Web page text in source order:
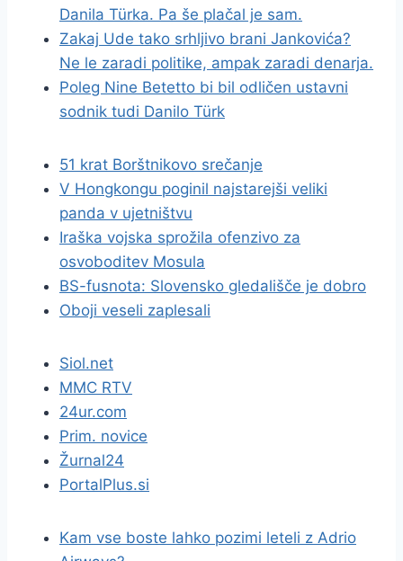
Danila Türka. Pa še plačal je sam.
Zakaj Ude tako srhljivo brani Jankovića?
Ne le zaradi politike, ampak zaradi denarja.
Poleg Nine Betetto bi bil odličen ustavni
sodnik tudi Danilo Türk
51 krat Borštnikovo srečanje
V Hongkongu poginil najstarejši veliki
panda v ujetništvu
Iraška vojska sprožila ofenzivo za
osvoboditev Mosula
BS-fusnota: Slovensko gledališče je dobro
Oboji veseli zaplesali
Siol.net
MMC RTV
24ur.com
Prim. novice
Žurnal24
PortalPlus.si
Kam vse boste lahko pozimi leteli z Adrio